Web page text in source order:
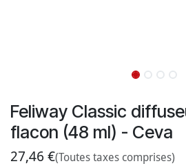
Feliway Classic
flacon (48 ml) - Ceva
27,46 €(Toutes taxes comprises)